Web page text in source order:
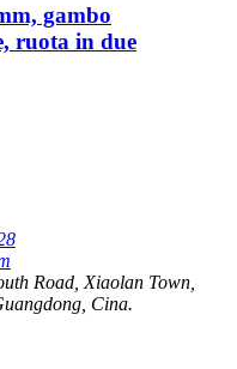
gambo
ruota in due
Road, Xiaolan Town,
Cina.